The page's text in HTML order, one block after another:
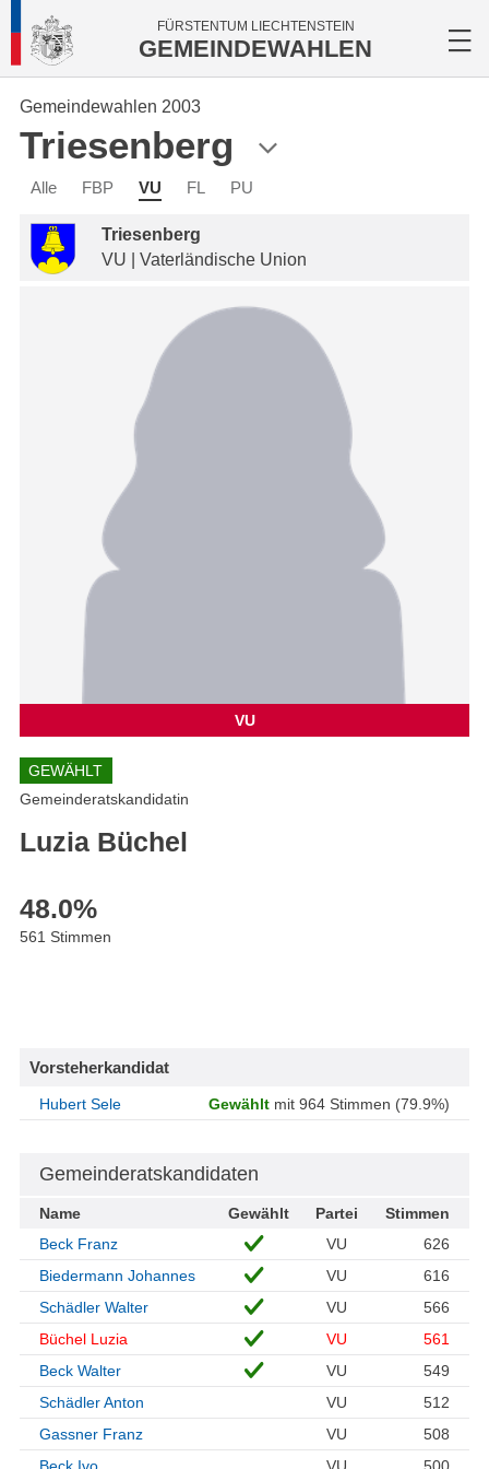
FÜRSTENTUM LIECHTENSTEIN
GEMEINDEWAHLEN
Gemeindewahlen 2003
Triesenberg
Alle FBP VU FL PU
Triesenberg
VU | Vaterländische Union
VU
GEWÄHLT
Gemeinderatskandidatin
Luzia Büchel
48.0%
561 Stimmen
Vorsteherkandidat
Hubert Sele Gewählt mit 964 Stimmen (79.9%)
Gemeinderatskandidaten
Name Gewählt Partei
Stimmen
Beck Franz
VU
626
Biedermann Johannes
VU
616
Schädler Walter
VU
566
Büchel Luzia
VU
561
Beck Walter
VU
549
Schädler Anton
VU
512
Gassner Franz
VU
508